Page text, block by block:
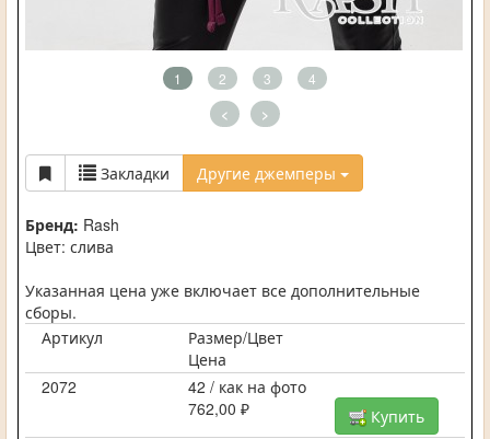
1 2 3 4
< >
Закладки Другие джемперы
Бренд: Rash
Цвет: слива
Указанная цена уже включает все дополнительные
сборы.
Артикул
Размер/Цвет
Цена
2072
42 / как на фото
762,00 ₽
Купить